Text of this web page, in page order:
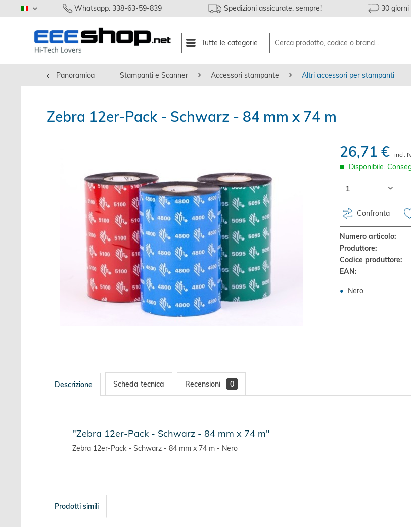
italiano Whatsapp: 338-63-59-839 Spedizioni assicurate, sempre! 30
Tutte le categorie
Panoramica Stampanti e Scanner Accessori stampante Altri accessori per stampanti
Zebra 12er-Pack - Schwarz - 84 mm x 74 m
26,71 €
incl.
Disponibile.
Confronta
Numero articolo:
Produttore:
Codice produttore:
EAN:
Nero
Descrizione Scheda tecnica Recensioni 0
"Zebra 12er-Pack - Schwarz - 84 mm x 74 m"
Zebra 12er-Pack - Schwarz - 84 mm x 74 m - Nero
Prodotti simili